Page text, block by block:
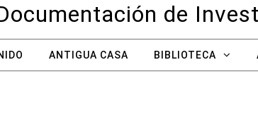
de
ANTIGUA CASA BIBLIOTECA